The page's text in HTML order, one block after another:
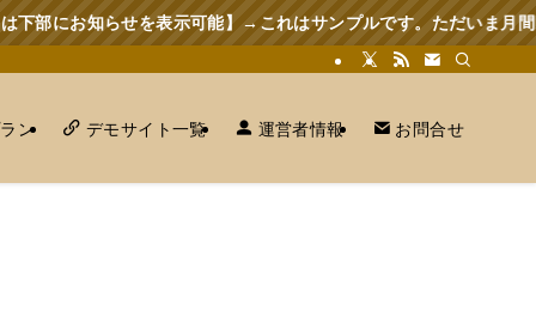
せを表示可能】→これはサンプルです。ただいま月間15件に限り
ン デモサイト一覧 運営者情報 お問合せ